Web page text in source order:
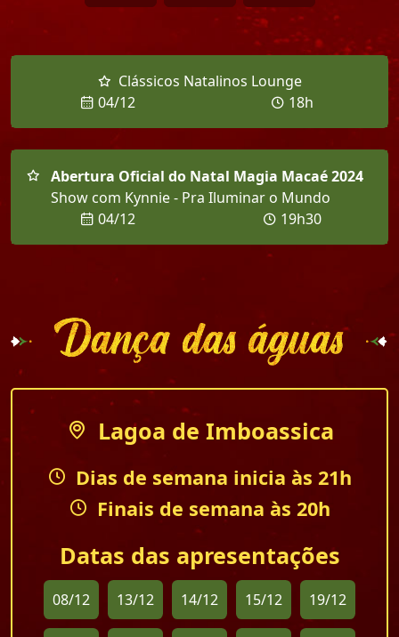
Clássicos Natalinos Lounge
04/12
18h
Abertura Oficial do Natal Magia Macaé 2024
Show com Kynnie - Pra Iluminar o Mundo
04/12
19h30
Lagoa de Imboassica
Dias de semana inicia às 21h
Finais de semana às 20h
Datas das apresentações
08/12 13/12 14/12 15/12 19/12